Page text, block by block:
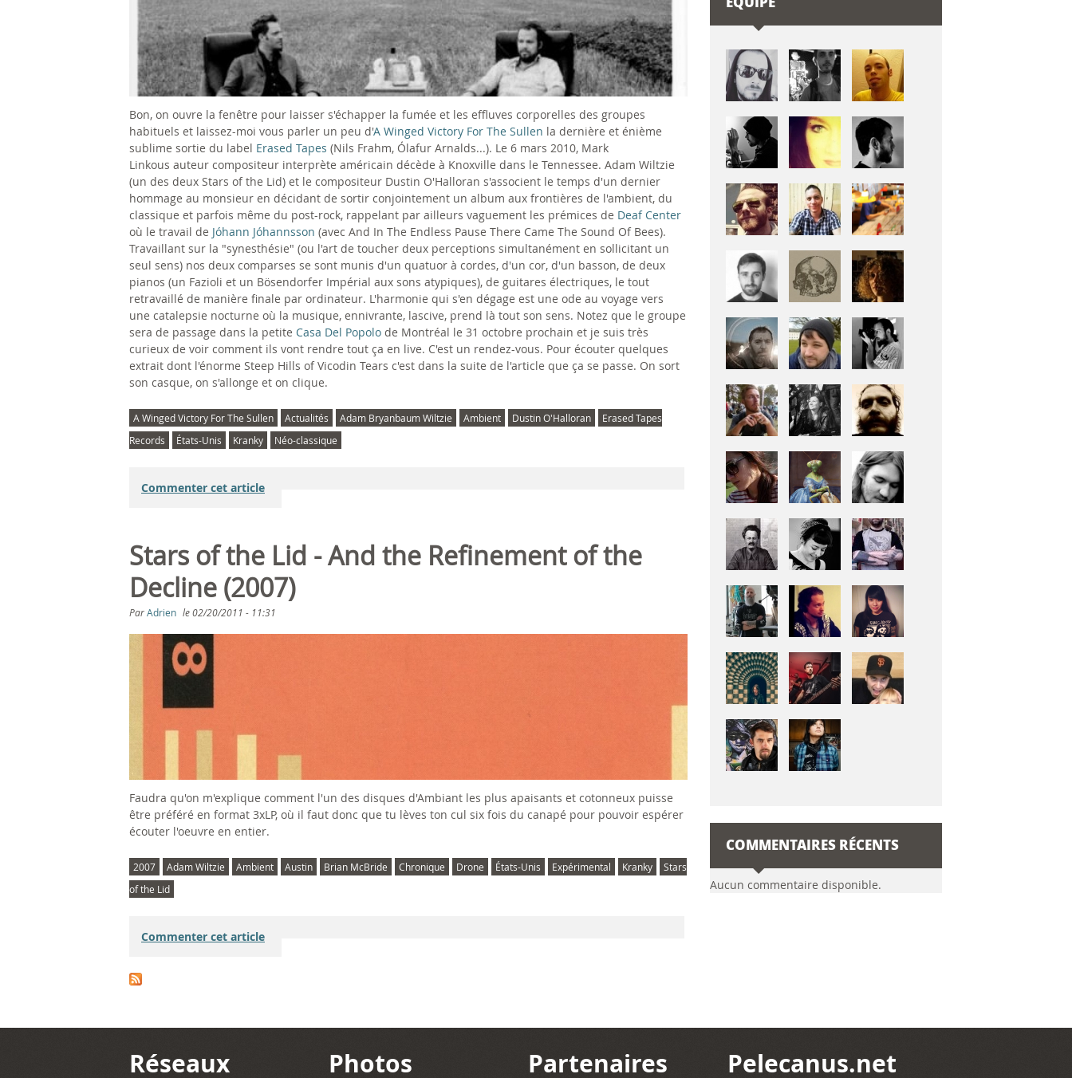
Bon, on ouvre la fenêtre pour laisser s'échapper la fumée et les effluves corporelles des groupes
habituels et laissez-moi vous parler un peu d'A Winged Victory For The Sullen la dernière et énième
sublime sortie du label Erased Tapes (Nils Frahm, Ólafur Arnalds...). Le 6 mars 2010, Mark
Linkous auteur compositeur interprète américain décède à Knoxville dans le Tennessee. Adam Wiltzie
(un des deux Stars of the Lid) et le compositeur Dustin O'Halloran s'associent le temps d'un dernier
hommage au monsieur en décidant de sortir conjointement un album aux frontières de l'ambient, du
classique et parfois même du post-rock, rappelant par ailleurs vaguement les prémices de Deaf Center
où le travail de Jóhann Jóhannsson (avec And In The Endless Pause There Came The Sound Of Bees).
Travaillant sur la "synesthésie" (ou l'art de toucher deux perceptions simultanément en sollicitant un
seul sens) nos deux comparses se sont munis d'un quatuor à cordes, d'un cor, d'un basson, de deux
pianos (un Fazioli et un Bösendorfer Impérial aux sons atypiques), de guitares électriques, le tout
retravaillé de manière finale par ordinateur. L'harmonie qui s'en dégage est une ode au voyage vers
une catalepsie nocturne où la musique, ennivrante, lascive, prend là tout son sens. Notez que le groupe
sera de passage dans la petite Casa Del Popolo de Montréal le 31 octobre prochain et je suis très
curieux de voir comment ils vont rendre tout ça en live. C'est un rendez-vous. Pour écouter quelques
extrait dont l'énorme Steep Hills of Vicodin Tears c'est dans la suite de l'article que ça se passe. On sort
son casque, on s'allonge et on clique.
A Winged Victory For The Sullen Actualités Adam Bryanbaum Wiltzie Ambient Dustin O'Halloran
Erased Tapes
Records
États-Unis Kranky Néo-classique
Commenter cet article
Stars of the Lid - And the Refinement of the
Decline (2007)
ParAdrien le02/20/2011 - 11:31
Faudra qu'on m'explique comment l'un des disques d'Ambiant les plus apaisants et cotonneux puisse
être préféré en format 3xLP, où il faut donc que tu lèves ton cul six fois du canapé pour pouvoir espérer
écouter l'oeuvre en entier.
2007 Adam Wiltzie Ambient Austin Brian McBride Chronique Drone États-Unis Expérimental Kranky
Stars
of the Lid
Commenter cet article
COMMENTAIRES RÉCENTS
Aucun commentaire disponible.
Réseaux Photos Partenaires Pelecanus.net